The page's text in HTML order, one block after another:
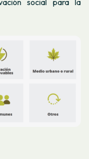
social para la